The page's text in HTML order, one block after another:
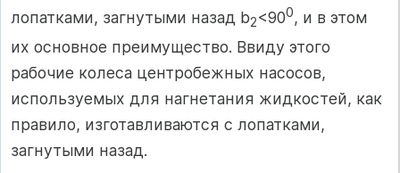
лопатками, загнутыми назад b2<900, и в этом
их основное преимущество. Ввиду этого
рабочие колеса центробежных насосов,
используемых для нагнетания жидкостей, как
правило, изготавливаются с лопатками,
загнутыми назад.